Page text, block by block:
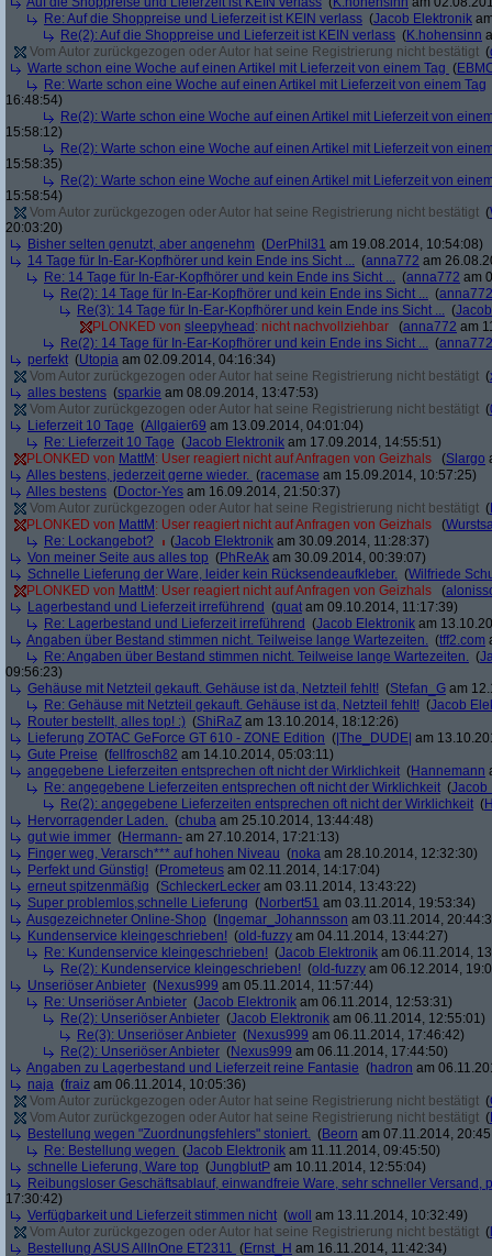
Re: Auf die Shoppreise und Lieferzeit ist KEIN verlass (Jacob Elektronik
Re(2): Auf die Shoppreise und Lieferzeit ist KEIN verlass (K.hohensinn
Vom Autor zurückgezogen oder Autor hat seine Registrierung nicht bestätigt (
Warte schon eine Woche auf einen Artikel mit Lieferzeit von einem Tag (
Re: Warte schon eine Woche auf einen Artikel mit Lieferzeit von einem Tag
16:48:54)
Re(2): Warte schon eine Woche auf einen Artikel mit Lieferzeit von
15:58:12)
Re(2): Warte schon eine Woche auf einen Artikel mit Lieferzeit von
15:58:35)
Re(2): Warte schon eine Woche auf einen Artikel mit Lieferzeit von
15:58:54)
Vom Autor zurückgezogen oder Autor hat seine Registrierung nicht bestätigt (
20:03:20)
Bisher selten genutzt, aber angenehm (DerPhil31 am 19.08.2014, 10:54:08)
14 Tage für In-Ear-Kopfhörer und kein Ende ins Sicht ... (anna772 am
Re: 14 Tage für In-Ear-Kopfhörer und kein Ende ins Sicht ... (anna772 am
Re(2): 14 Tage für In-Ear-Kopfhörer und kein Ende ins Sicht ... (anna772
Re(3): 14 Tage für In-Ear-Kopfhörer und kein Ende ins Sicht ... (
PLONKED von sleepyhead : nicht nachvollziehbar (anna772 am
Re(2): 14 Tage für In-Ear-Kopfhörer und kein Ende ins Sicht ... (anna772
perfekt (Utopia am 02.09.2014, 04:16:34)
Vom Autor zurückgezogen oder Autor hat seine Registrierung nicht bestätigt (
alles bestens (sparkie am 08.09.2014, 13:47:53)
Vom Autor zurückgezogen oder Autor hat seine Registrierung nicht bestätigt (
Lieferzeit 10 Tage (Allgaier69 am 13.09.2014, 04:01:04)
Re: Lieferzeit 10 Tage (Jacob Elektronik am 17.09.2014, 14:55:51)
PLONKED von MattM : User reagiert nicht auf Anfragen von Geizhals (Slargo
Alles bestens, jederzeit gerne wieder. (racemase am 15.09.2014, 10:57:25)
Alles bestens (Doctor-Yes am 16.09.2014, 21:50:37)
Vom Autor zurückgezogen oder Autor hat seine Registrierung nicht bestätigt (
PLONKED von MattM : User reagiert nicht auf Anfragen von Geizhals (
Re: Lockangebot?
(Jacob Elektronik am 30.09.2014, 11:28:37)
Von meiner Seite aus alles top (PhReAk am 30.09.2014, 00:39:07)
Schnelle Lieferung der Ware, leider kein Rücksendeaufkleber. (Wilfriede
PLONKED von MattM : User reagiert nicht auf Anfragen von Geizhals (
Lagerbestand und Lieferzeit irreführend (quat am 09.10.2014, 11:17:39)
Re: Lagerbestand und Lieferzeit irreführend (Jacob Elektronik am
Angaben über Bestand stimmen nicht. Teilweise lange Wartezeiten. (tff2.com
Re: Angaben über Bestand stimmen nicht. Teilweise lange Wartezeiten. (
09:56:23)
Gehäuse mit Netzteil gekauft. Gehäuse ist da, Netzteil fehlt! (Stefan_G am
Re: Gehäuse mit Netzteil gekauft. Gehäuse ist da, Netzteil fehlt! (Jacob
Router bestellt, alles top! :) (ShiRaZ am 13.10.2014, 18:12:26)
Lieferung ZOTAC GeForce GT 610 - ZONE Edition ( |The_DUDE| am
Gute Preise (fellfrosch82 am 14.10.2014, 05:03:11)
angegebene Lieferzeiten entsprechen oft nicht der Wirklichkeit (Hannemann
Re: angegebene Lieferzeiten entsprechen oft nicht der Wirklichkeit (Jacob
Re(2): angegebene Lieferzeiten entsprechen oft nicht der Wirklichkeit (
Hervorragender Laden. (chuba am 25.10.2014, 13:44:48)
gut wie immer (Hermann- am 27.10.2014, 17:21:13)
Finger weg, Verarsch*** auf hohen Niveau (noka am 28.10.2014, 12:32:30)
Perfekt und Günstig! (Prometeus am 02.11.2014, 14:17:04)
erneut spitzenmäßig (SchleckerLecker am 03.11.2014, 13:43:22)
Super problemlos,schnelle Lieferung (Norbert51 am 03.11.2014, 19:53:34)
Ausgezeichneter Online-Shop ( Ingemar_Johannsson am 03.11.2014,
Kundenservice kleingeschrieben! (old-fuzzy am 04.11.2014, 13:44:27)
Re: Kundenservice kleingeschrieben! (Jacob Elektronik am 06.11.2014,
Re(2): Kundenservice kleingeschrieben! (old-fuzzy am 06.12.2014,
Unseriöser Anbieter (Nexus999 am 05.11.2014, 11:57:44)
Re: Unseriöser Anbieter (Jacob Elektronik am 06.11.2014, 12:53:31)
Re(2): Unseriöser Anbieter (Jacob Elektronik am 06.11.2014, 12:55:01)
Re(3): Unseriöser Anbieter (Nexus999 am 06.11.2014, 17:46:42)
Re(2): Unseriöser Anbieter (Nexus999 am 06.11.2014, 17:44:50)
Angaben zu Lagerbestand und Lieferzeit reine Fantasie (hadron am
naja (fraiz am 06.11.2014, 10:05:36)
Vom Autor zurückgezogen oder Autor hat seine Registrierung nicht bestätigt (
Vom Autor zurückgezogen oder Autor hat seine Registrierung nicht bestätigt (
Bestellung wegen "Zuordnungsfehlers" stoniert. (Beorn am 07.11.2014,
Re: Bestellung wegen (Jacob Elektronik am 11.11.2014, 09:45:50)
schnelle Lieferung, Ware top (JungblutP am 10.11.2014, 12:55:04)
Reibungsloser Geschäftsablauf, einwandfreie Ware, sehr schneller Versand,
17:30:42)
Verfügbarkeit und Lieferzeit stimmen nicht (woll
am 13.11.2014, 10:32:49)
Vom Autor zurückgezogen oder Autor hat seine Registrierung nicht bestätigt (
Bestellung ASUS AllInOne ET2311 (Ernst_H am 16.11.2014, 11:42:34)